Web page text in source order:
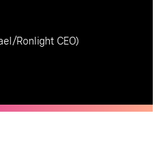
Ronlight CEO)